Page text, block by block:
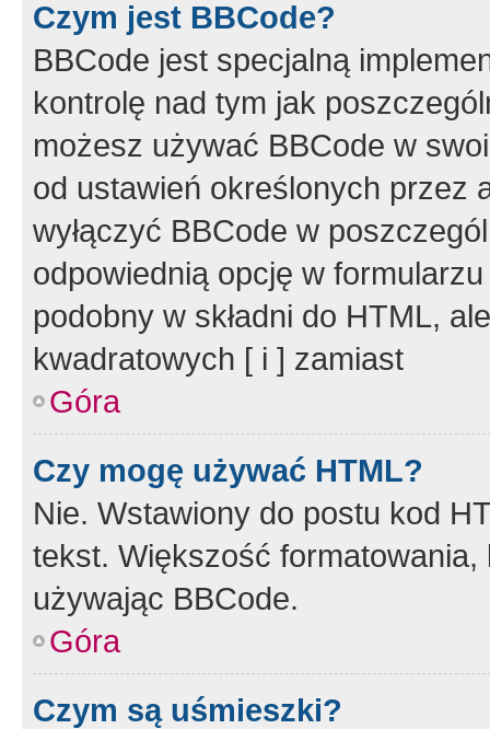
Czym jest BBCode?
BBCode jest specjalną
kontrolę nad tym jak
możesz używać BBCode w
od ustawień określonych przez
wyłączyć BBCode w
odpowiednią opcję w
podobny w składni do HTML,
kwadratowych [ i ] zamiast
Góra
Czy mogę używać HTML?
Nie. Wstawiony do postu kod
tekst. Większość
używając BBCode.
Góra
Czym są uśmieszki?